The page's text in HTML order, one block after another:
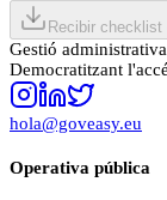
Recibir checklist
Gestió
Democratitzant
hola@goveasy.eu
Operativa pública